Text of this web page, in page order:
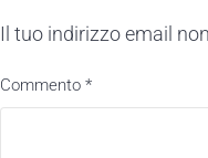
Il tuo indirizzo email
Commento *